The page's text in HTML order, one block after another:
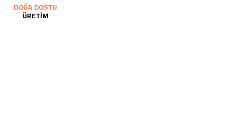
DOĞA DOSTU
ÜRETİM